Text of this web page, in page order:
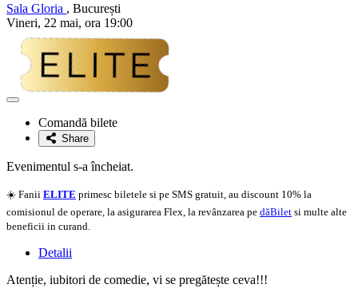
Sala Gloria , București
Vineri, 22 mai, ora 19:00
Adaugă
favoriteComandă bilete
Share
Evenimentul s-a încheiat.
☀️ Fanii ELITE primesc biletele si pe SMS gratuit, au discount 10% la
comisionul de operare, la asigurarea Flex, la revânzarea pe dăBilet si multe alte
beneficii in curand.
Detalii
Atenție, iubitori de comedie, vi se pregătește ceva!!!